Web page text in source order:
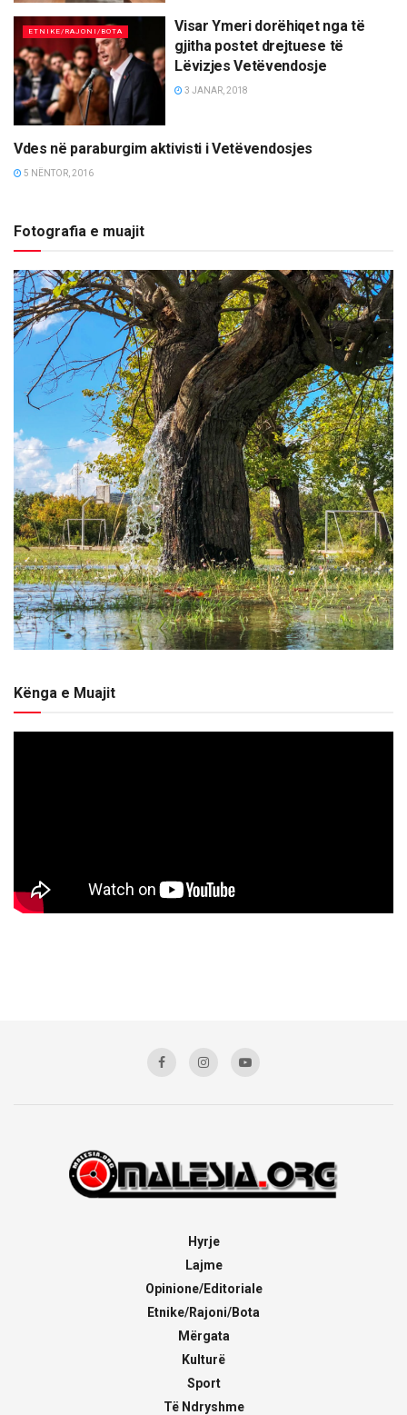
ETNIKE/RAJONI/BOTA
Visar Ymeri dorëhiqet nga të
gjitha postet drejtuese të
Lëvizjes Vetëvendosje
3 JANAR, 2018
ETNIKE/RAJONI/BOTA
Vdes në paraburgim aktivisti i Vetëvendosjes
5 NËNTOR, 2016
Fotografia e muajit
Kënga e Muajit
Hyrje
Lajme
Opinione/Editoriale
Etnike/Rajoni/Bota
Mërgata
Kulturë
Sport
Të Ndryshme